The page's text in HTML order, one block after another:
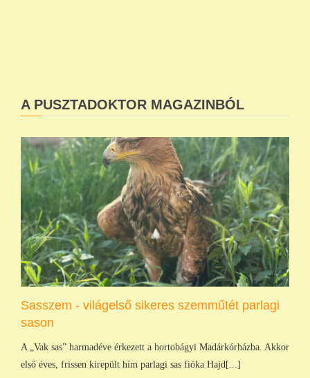
A PUSZTADOKTOR MAGAZINBÓL
Sasszem - világelső sikeres szemműtét parlagi
sason
A „Vak sas” harmadéve érkezett a hortobágyi Madárkórházba. Akkor
első éves, frissen kirepült hím parlagi sas fióka Hajd[...]